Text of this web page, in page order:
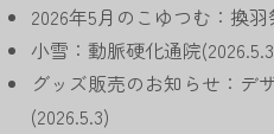
2026年5月のこゆつむ：換羽
小雪：動脈硬化通院
グッズ販売のお知らせ：デ
(2026.5.3)